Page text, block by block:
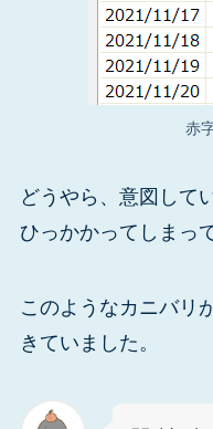
赤
どうやら、意図して
ひっかかってしまっ
このようなカニバリ
きていました。